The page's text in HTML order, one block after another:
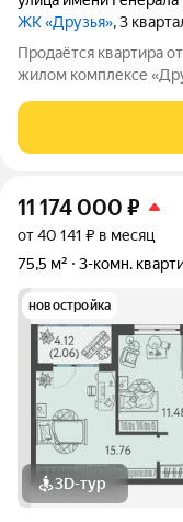
ЖК «Друзья», 3
Продаётся квартира
жилом комплексе
Бесплатные игровая
жителей; Широкие
11 174 000 ₽
от 40 141 ₽ в месяц
75,5 м²
3-комн.
новостройка
3D-тур